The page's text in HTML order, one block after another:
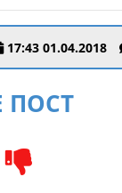
17:43 01.04.2018
ПОСТ